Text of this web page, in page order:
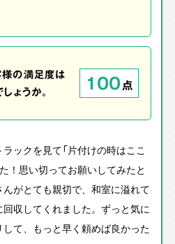
の満足度は
ょうか。
100点
ックを見て「片付けの時はここ
！思い切ってお願いしてみたと
がとても親切で、和室に溢れて
収してくれました。ずっと気に
て、もっと早く頼めば良かった